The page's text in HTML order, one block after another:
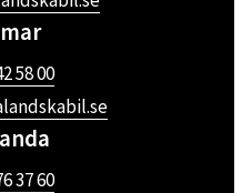
58 00
37 60